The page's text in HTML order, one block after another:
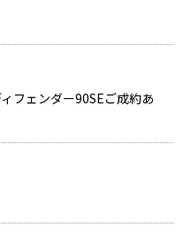
フェンダー90SEご成約あ